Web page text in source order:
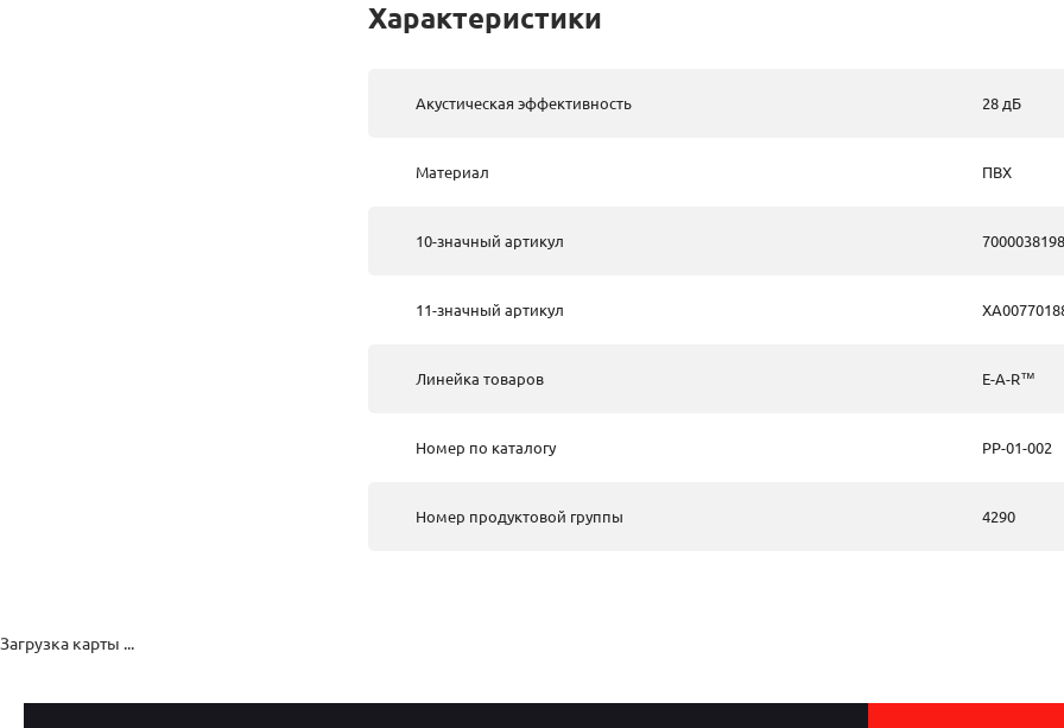
Характеристики
Акустическая эффективность 28 дБ
Материал ПВХ
10-значный артикул 7000038198
11-значный артикул
Линейка товаров E-A-R™
Номер по каталогу PP-01-002
Номер продуктовой группы 4290
Загрузка карты ...